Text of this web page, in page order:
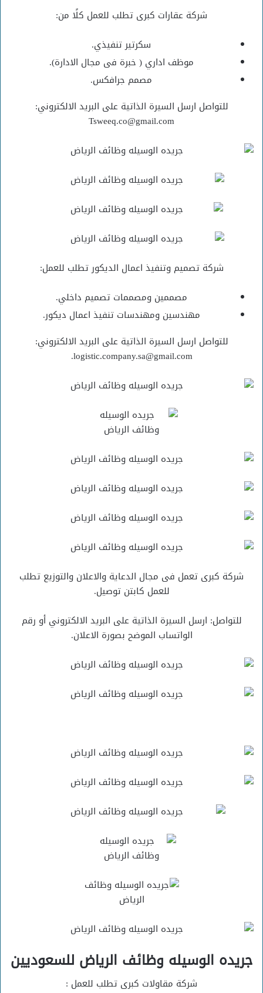
شركة عقارات كبرى تطلب للعمل كلًا من:
سكرتير تنفيذي.
موظف اداري ( خبرة فى مجال الادارة).
مصمم جرافكس.
للتواصل ارسل السيرة الذاتية على البريد الالكتروني:
Tsweeq.co@gmail.com
شركة تصميم وتنفيذ اعمال الديكور تطلب للعمل:
مصممين ومصممات تصميم داخلي.
مهندسين ومهندسات تنفيذ اعمال ديكور.
للتواصل ارسل السيرة الذاتية على البريد الالكتروني:
logistic.company.sa@gmail.com.
شركة كبرى تعمل فى مجال الدعاية والاعلان والتوزيع تطلب
للعمل كابتن توصيل.
للتواصل: ارسل السيرة الذاتية على البريد الالكتروني أو رقم
الواتساب الموضح بصورة الاعلان.
جريده الوسيله وظائف الرياض للسعوديين
شركة مقاولات كبرى تطلب للعمل :